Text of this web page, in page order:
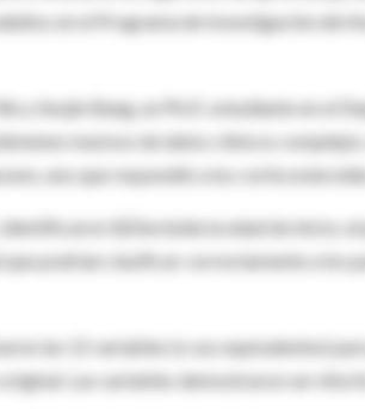
en el Programa de Investigación del
y Seojin Bang, un Ph.D. estudiante en el
masivos de datos clínicos
uno que respondió a los
identificaron 12(incluida la edad de inicio, el
que podrían clasificar correctamente a los
las 12 variables (o sus equivalentes)
original. Las variables demostraron ser